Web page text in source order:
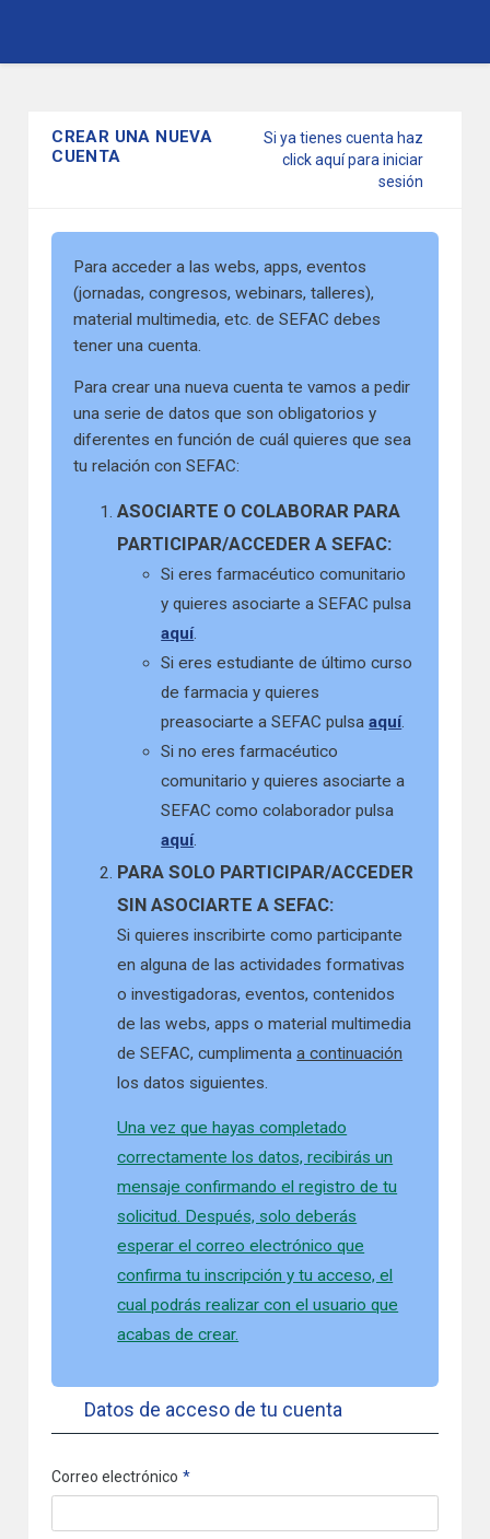
principalCREAR UNA NUEVA
CUENTA
Si ya tienes cuenta haz
click aquí para iniciar
sesión
Para acceder a las webs, apps, eventos
(jornadas, congresos, webinars, talleres),
material multimedia, etc. de SEFAC debes
tener una cuenta.
Para crear una nueva cuenta te vamos a pedir
una serie de datos que son obligatorios y
diferentes en función de cuál quieres que sea
tu relación con SEFAC:
ASOCIARTE O COLABORAR PARA
PARTICIPAR/ACCEDER A SEFAC:
Si eres farmacéutico comunitario
y quieres asociarte a SEFAC pulsa
aquí.
Si eres estudiante de último curso
de farmacia y quieres
preasociarte a SEFAC pulsaaquí.
Si no eres farmacéutico
comunitario y quieres asociarte a
SEFAC como colaborador pulsa
aquí.
PARA SOLO PARTICIPAR/ACCEDER
SIN ASOCIARTE A SEFAC:
Si quieres inscribirte como participante
en alguna de las actividades formativas
o investigadoras, eventos, contenidos
de las webs, apps o material multimedia
de SEFAC, cumplimentaa continuación
los datos siguientes.
Una vez que hayas completado
correctamente los datos, recibirás un
mensaje confirmando el registro de tu
solicitud. Después, solo deberás
esperar el correo electrónico que
confirma tu inscripción y tu acceso, el
cual podrás realizar con el usuario que
acabas de crear.
Datos de acceso de tu cuenta
Correo electrónico